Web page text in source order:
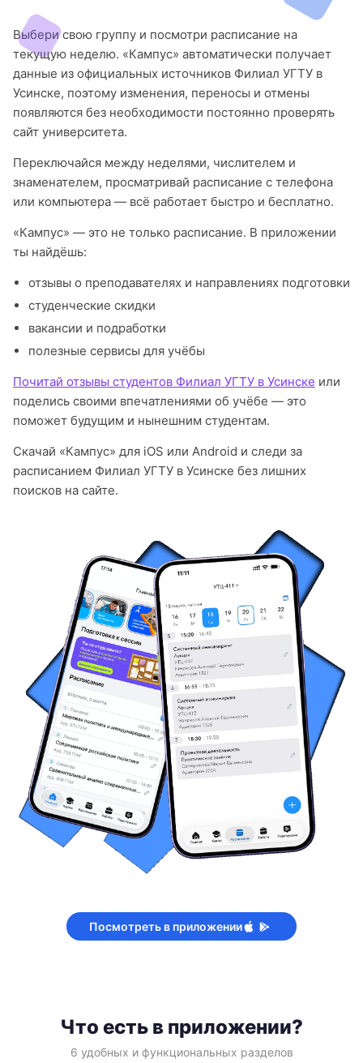
Выбери свою группу и посмотри расписание на
текущую неделю. «Кампус» автоматически получает
данные из официальных источников Филиал УГТУ в
Усинске, поэтому изменения, переносы и отмены
появляются без необходимости постоянно проверять
сайт университета.
Переключайся между неделями, числителем и
знаменателем, просматривай расписание с телефона
или компьютера — всё работает быстро и бесплатно.
«Кампус» — это не только расписание. В приложении
ты найдёшь:
отзывы о преподавателях и направлениях подготовки
студенческие скидки
вакансии и подработки
полезные сервисы для учёбы
Почитай отзывы студентов Филиал УГТУ в Усинске или
поделись своими впечатлениями об учёбе — это
поможет будущим и нынешним студентам.
Скачай «Кампус» для iOS или Android и следи за
расписанием Филиал УГТУ в Усинске без лишних
поисков на сайте.
Посмотреть в приложении
Что есть в приложении?
6 удобных и функциональных разделов